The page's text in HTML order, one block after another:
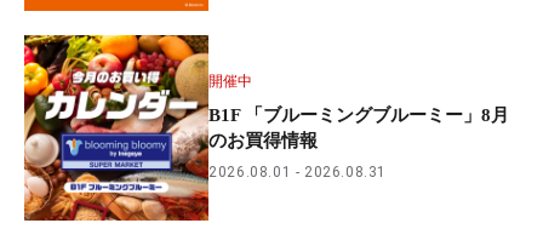
開催中
B1F 「ブルーミングブルーミー」8月
のお買得情報
2026.08.01 2026.08.31